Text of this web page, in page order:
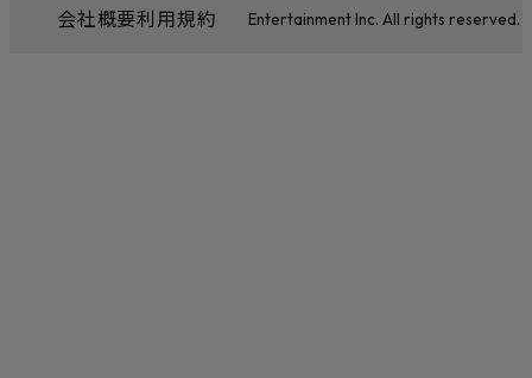
会社概要利用規約
Entertainment Inc. All rights reserved.